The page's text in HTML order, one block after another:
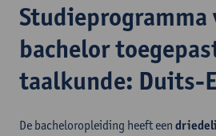
Studieprogramma
bachelor
taalkunde: Duits-
De bacheloropleiding heeft een